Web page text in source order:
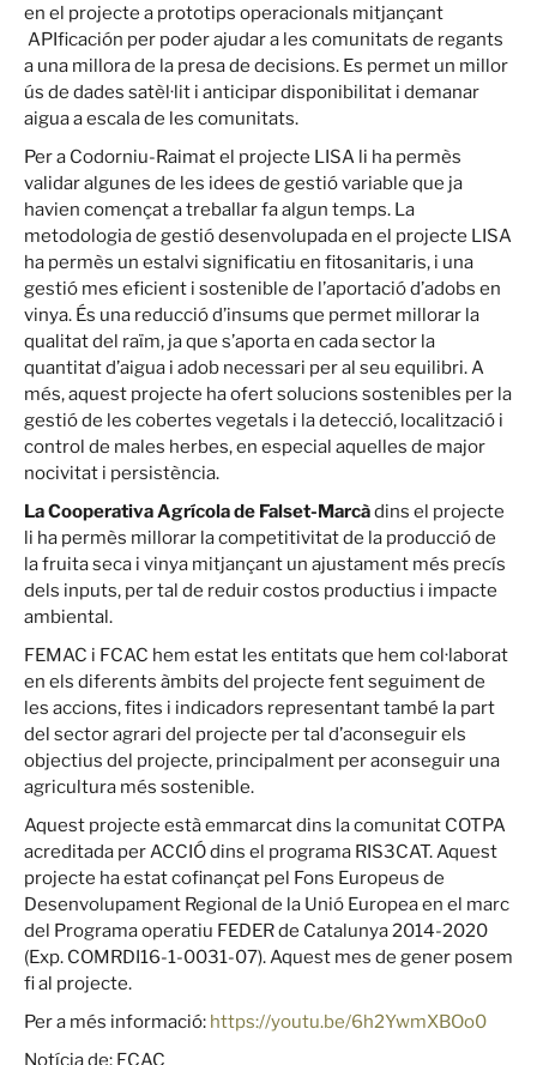
en el projecte a prototips operacionals mitjançant
APIficación per poder ajudar a les comunitats de regants
a una millora de la presa de decisions. Es permet un millor
ús de dades satèl·lit i anticipar disponibilitat i demanar
aigua a escala de les comunitats.
Per a Codorniu-Raimat el projecte LISA li ha permès
validar algunes de les idees de gestió variable que ja
havien començat a treballar fa algun temps. La
metodologia de gestió desenvolupada en el projecte LISA
ha permès un estalvi significatiu en fitosanitaris, i una
gestió mes eficient i sostenible de l’aportació d’adobs en
vinya. És una reducció d’insums que permet millorar la
qualitat del raïm, ja que s’aporta en cada sector la
quantitat d’aigua i adob necessari per al seu equilibri. A
més, aquest projecte ha ofert solucions sostenibles per la
gestió de les cobertes vegetals i la detecció, localització i
control de males herbes, en especial aquelles de major
nocivitat i persistència.
La Cooperativa Agrícola de Falset-Marcàdins el projecte
li ha permès millorar la competitivitat de la producció de
la fruita seca i vinya mitjançant un ajustament més precís
dels inputs, per tal de reduir costos productius i impacte
ambiental.
FEMAC i FCAC hem estat les entitats que hem col·laborat
en els diferents àmbits del projecte fent seguiment de
les accions, fites i indicadors representant també la part
del sector agrari del projecte per tal d’aconseguir els
objectius del projecte, principalment per aconseguir una
agricultura més sostenible.
Aquest projecte està emmarcat dins la comunitat COTPA
acreditada per ACCIÓ dins el programa RIS3CAT. Aquest
projecte ha estat cofinançat pel Fons Europeus de
Desenvolupament Regional de la Unió Europea en el marc
del Programa operatiu FEDER de Catalunya 2014-2020
(Exp. COMRDI16-1-0031-07). Aquest mes de gener posem
fi al projecte.
Per a més informació: https://youtu.be/6h2YwmXBOo0
Notícia de: FCAC